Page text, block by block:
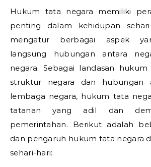
Hukum tata negara memiliki
penting dalam kehidupan
mengatur berbagai aspek
langsung hubungan antara
negara. Sebagai landasan
struktur negara dan hubungan
lembaga negara, hukum tata
tatanan yang adil dan
pemerintahan. Berikut adalah
dan pengaruh hukum tata negara
sehari-hari: